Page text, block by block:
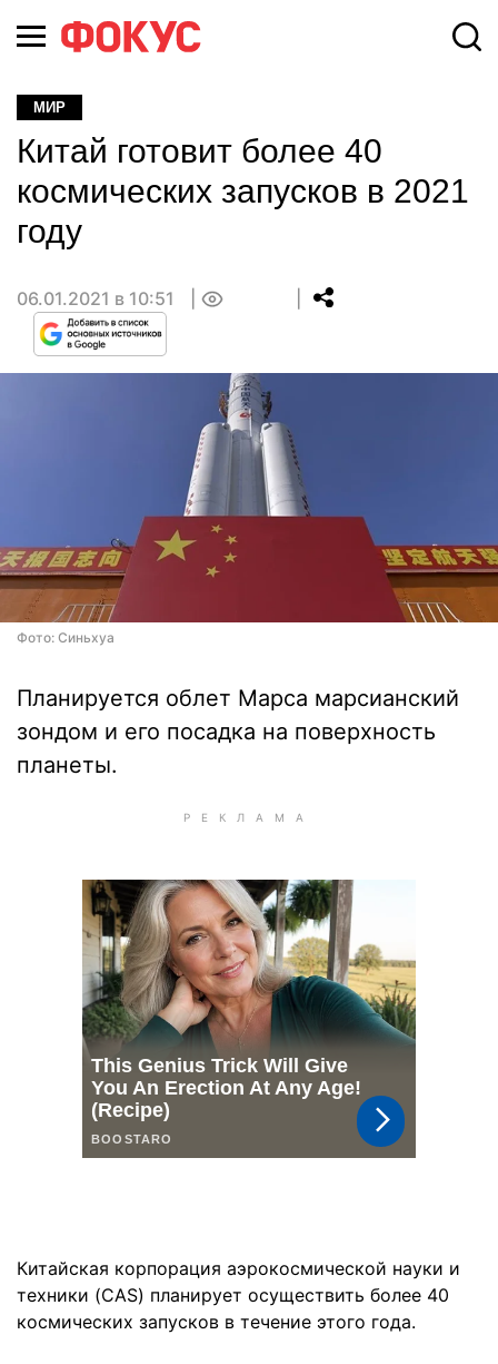
МИР
Китай готовит более 40
космических запусков в 2021
году
06.01.2021 в 10:51
Фото: Синьхуа
Планируется облет Марса марсианский
зондом и его посадка на поверхность
планеты.
Китайская корпорация аэрокосмической науки и
техники (CAS) планирует осуществить более 40
космических запусков в течение этого года.